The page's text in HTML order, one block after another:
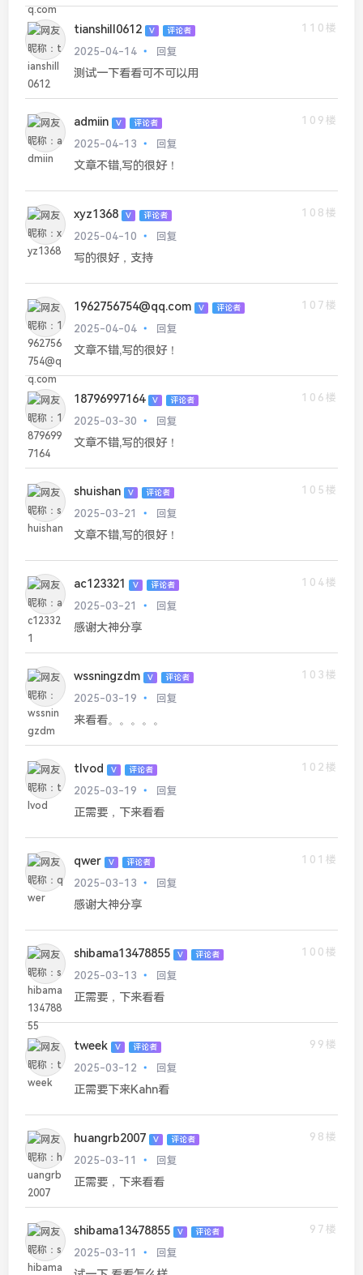
tianshill0612 V 评论者
110楼
2025-04-14
回复
测试一下看看可不可以用
admiin V 评论者
109楼
2025-04-13
回复
文章不错,写的很好！
xyz1368 V 评论者
108楼
2025-04-10
回复
写的很好，支持
1962756754@qq.com V 评论者
107楼
2025-04-04
回复
文章不错,写的很好！
18796997164 V 评论者
106楼
2025-03-30
回复
文章不错,写的很好！
shuishan V 评论者
105楼
2025-03-21
回复
文章不错,写的很好！
ac123321 V 评论者
104楼
2025-03-21
回复
感谢大神分享
wssningzdm V 评论者
103楼
2025-03-19
回复
来看看。。。。。
tlvod V 评论者
102楼
2025-03-19
回复
正需要，下来看看
qwer V 评论者
101楼
2025-03-13
回复
感谢大神分享
shibama13478855 V 评论者
100楼
2025-03-13
回复
正需要，下来看看
tweek V 评论者
99楼
2025-03-12
回复
正需要下来Kahn看
huangrb2007 V 评论者
98楼
2025-03-11
回复
正需要，下来看看
shibama13478855 V 评论者
97楼
2025-03-11
回复